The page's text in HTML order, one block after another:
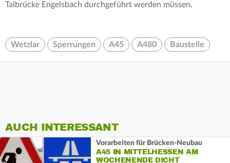
Talbrücke Engelsbach durchgeführt werden müssen.
Wetzlar Sperrungen A45 A480 Baustelle
AUCH INTERESSANT
Vorarbeiten für Brücken-Neubau
A45 IN MITTELHESSEN AM
WOCHENENDE DICHT